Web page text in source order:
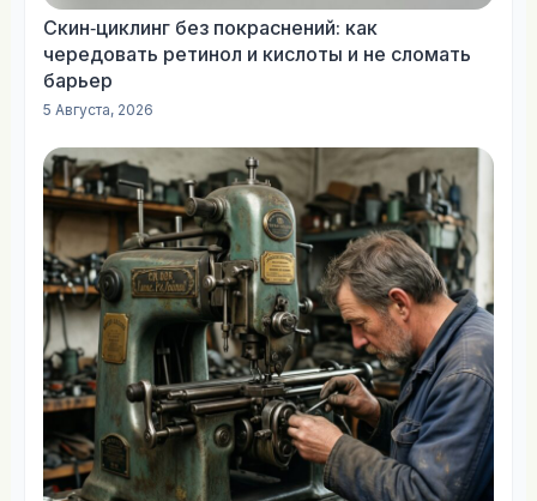
Скин‑циклинг без покраснений: как
чередовать ретинол и кислоты и не сломать
барьер
5 Августа, 2026